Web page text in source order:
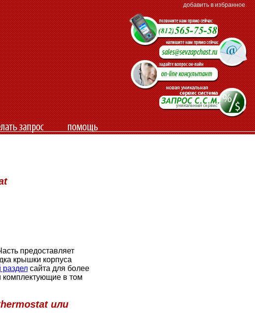
добавить в избранное
предоставляет
крышки корпуса
разделсайта для более
в том
или